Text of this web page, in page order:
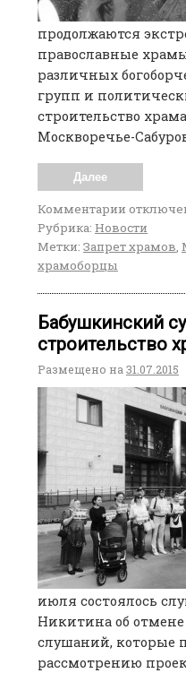
продолжаются
православные
различных
групп и
строительство
Москворечье-
Далее
Комментарии
Рубрика: Новости
Метки: Запрет храмов,
храмоборцы
Бабушкинский
строительство
Размещено на31.07.2015
июля состоялось
Никитина об
слушаний, которые
рассмотрению